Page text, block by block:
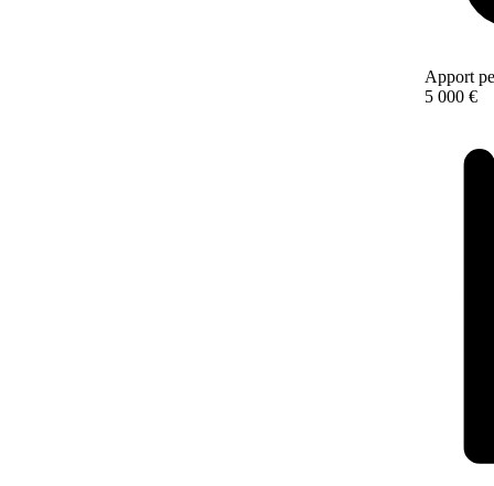
Apport
5 000 €